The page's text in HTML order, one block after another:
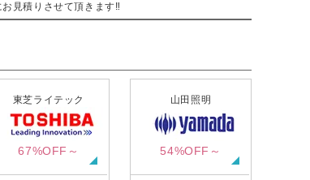
見積りさせて頂きます‼
東芝ライテック
67%OFF～
山田照明
54%OFF～